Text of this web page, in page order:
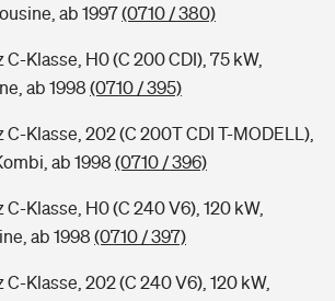
ab 1997(0710 / 380)
Klasse, H0 (C 200 CDI), 75 kW,
ab 1998 (0710 / 395)
Klasse, 202 (C 200T CDI T-MODELL),
ab 1998 (0710 / 396)
Klasse, H0 (C 240 V6), 120 kW,
ab 1998 (0710 / 397)
Klasse, 202 (C 240 V6), 120 kW,